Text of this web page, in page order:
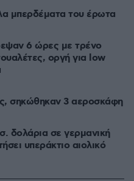
μπερδέματα του έρωτα
6 ώρες με τρένο
οργή για low
σηκώθηκαν 3 αεροσκάφη
δολάρια σε γερμανική
υπεράκτιο αιολικό